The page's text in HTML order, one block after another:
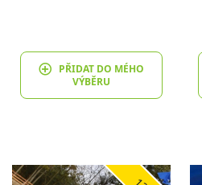
PŘIDAT DO MÉHO
VÝBĚRU